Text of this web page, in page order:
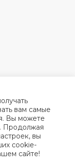
вам самые
Вы можете
Продолжая
вы
cookie-
сайте!